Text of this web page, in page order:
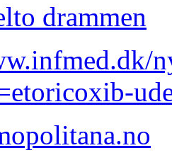
drammen